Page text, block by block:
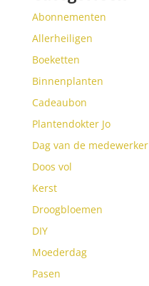
Abonnementen
Allerheiligen
Boeketten
Binnenplanten
Cadeaubon
Plantendokter Jo
Dag van de medewerker
Doos vol
Kerst
Droogbloemen
DIY
Moederdag
Pasen